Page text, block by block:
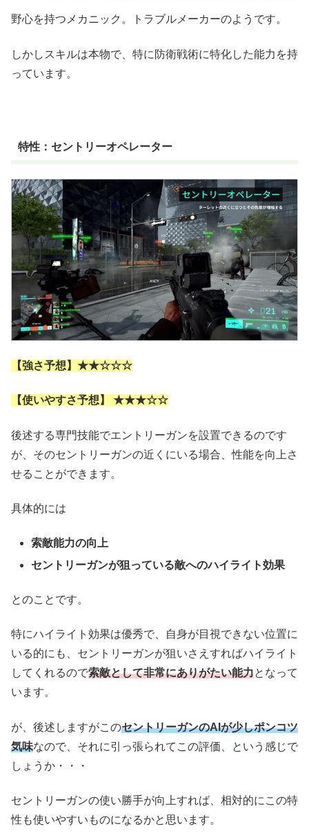
野心を持つメカニック。トラブルメーカーのようです。
しかしスキルは本物で、特に防衛戦術に特化した能力を持
っています。
特性：セントリーオペレーター
【強さ予想】★★☆☆☆
【使いやすさ予想】 ★★★☆☆
後述する専門技能でエントリーガンを設置できるのです
が、そのセントリーガンの近くにいる場合、性能を向上さ
せることができます。
具体的には
索敵能力の向上
セントリーガンが狙っている敵へのハイライト効果
とのことです。
特にハイライト効果は優秀で、自身が目視できない位置に
いる的にも、セントリーガンが狙いさえすればハイライト
してくれるので索敵として非常にありがたい能力となって
います。
が、後述しますがこのセントリーガンのAIが少しポンコツ
気味なので、それに引っ張られてこの評価、という感じで
しょうか・・・
セントリーガンの使い勝手が向上すれば、相対的にこの特
性も使いやすいものになるかと思います。